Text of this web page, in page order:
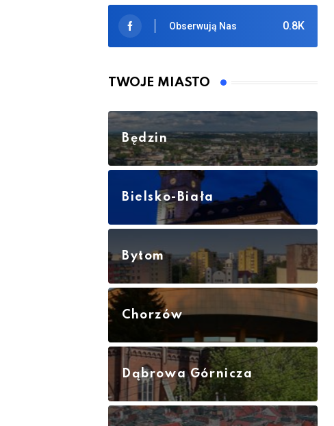
0.8K
Obserwują Nas
TWOJE MIASTO
Będzin
Bielsko-Biała
Bytom
Chorzów
Dąbrowa Górnicza